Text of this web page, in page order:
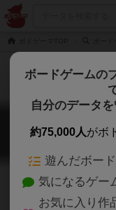
ボードゲームの
自分のデータ
約75,000人がボ
遊んだボー
気になるゲー
お気に入り作